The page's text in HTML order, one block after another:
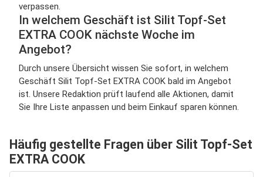
verpassen.
In welchem Geschäft ist Silit Topf-Set
EXTRA COOK nächste Woche im
Angebot?
Durch unsere Übersicht wissen Sie sofort, in welchem
Geschäft Silit Topf-Set EXTRA COOK bald im Angebot
ist. Unsere Redaktion prüft laufend alle Aktionen, damit
Sie Ihre Liste anpassen und beim Einkauf sparen können.
Häufig gestellte Fragen über Silit Topf-Set
EXTRA COOK